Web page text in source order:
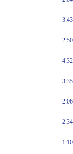
3:43
2:50
4:32
3:35
2:06
2:34
1:10